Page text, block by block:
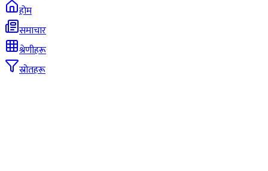
होम
समाचार
श्रेणीहरू
स्रोतहरू